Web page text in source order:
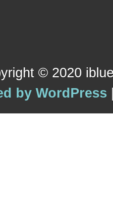
© 2020
by WordPress